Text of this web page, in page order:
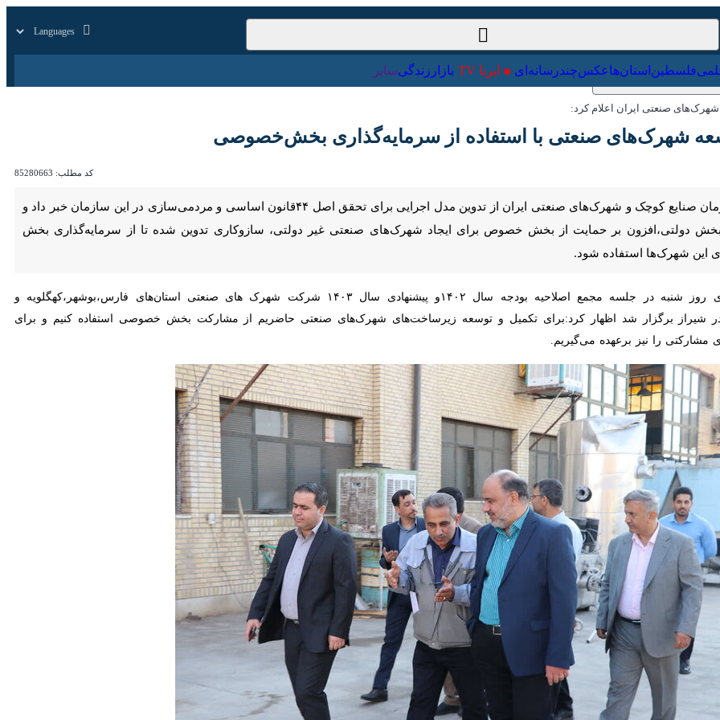
علمی فلسطین استان‌ها عکس چندرسانه‌ای ایرنا TV
صنعتی ایران اعلام کرد:
شهرک‌های صنعتی با استفاده از سرمایه‌گذاری بخش‌خصوصی
کد مطلب: 85280663